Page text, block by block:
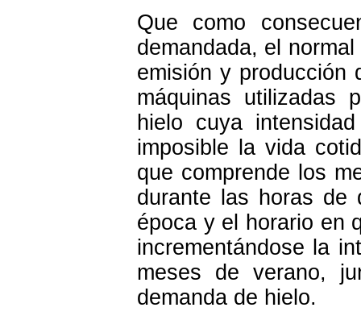
Que como
demandada, el
emisión y producción
máquinas utilizadas
hielo cuya
imposible la vida
que comprende los
durante las horas de
época y el horario en
incrementándose la
meses de verano,
demanda de hielo.